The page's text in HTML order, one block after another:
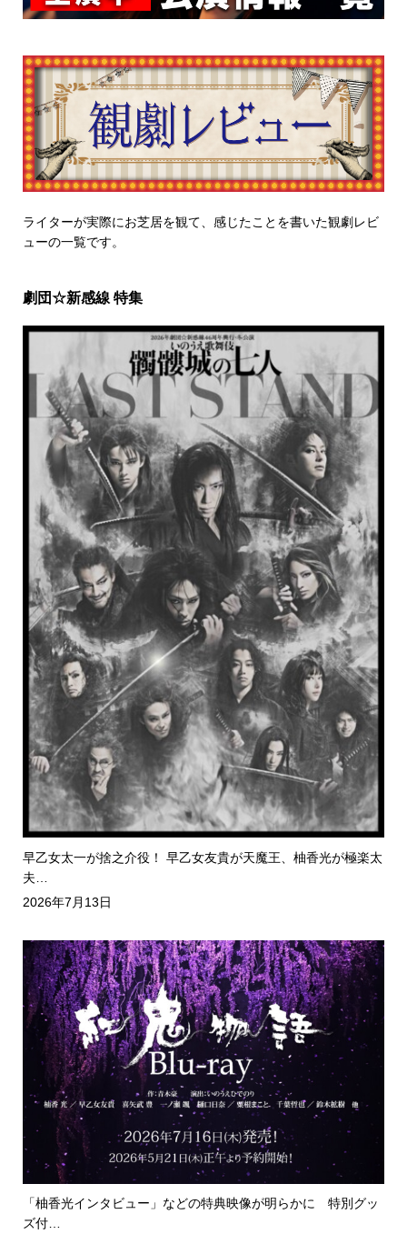
ライターが実際にお芝居を観て、感じたことを書いた観劇レビ
ューの一覧です。
劇団☆新感線 特集
早乙女太一が捨之介役！ 早乙女友貴が天魔王、柚香光が極楽太
夫…
2026年7月13日
「柚香光インタビュー」などの特典映像が明らかに 特別グッ
ズ付…